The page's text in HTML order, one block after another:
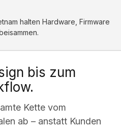
halten Hardware, Firmware
bis zum
Kette vom
ab – anstatt Kunden